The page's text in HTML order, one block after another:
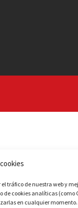
tráfico de nuestra web y
de cookies analíticas (como
en cualquier momento.